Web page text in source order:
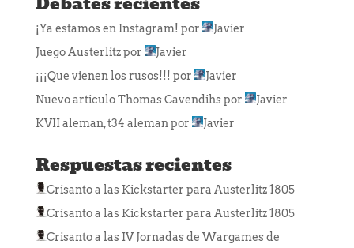
¡Ya estamos en Instagram! por
Javier
Juego Austerlitzpor
Javier
¡¡¡Que vienen los rusos!!! por
Javier
Nuevo articulo Thomas Cavendihspor
Javier
KVII aleman, t34 alemanpor Javier
Respuestas recientes
Crisantoa las Kickstarter para Austerlitz 1805
Crisantoa las Kickstarter para Austerlitz 1805
Crisantoa las IV Jornadas de Wargames de